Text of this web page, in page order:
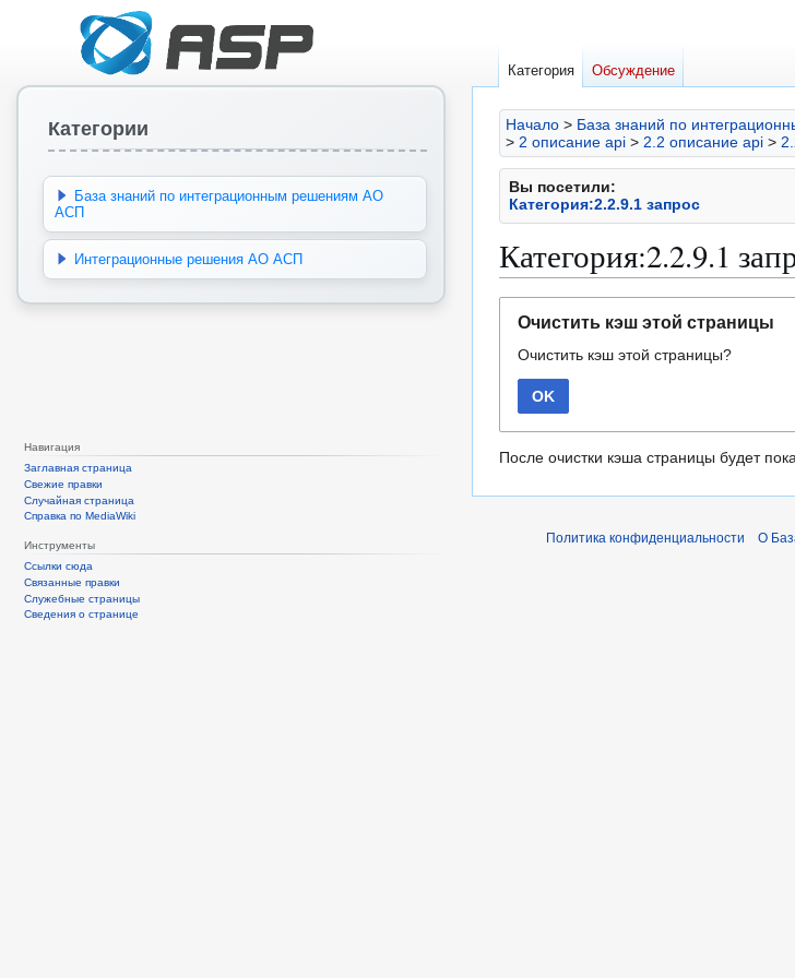
Начало > База знаний по
> 2 описание api > 2.2 описание api >
Вы посетили:
Категория:2.2.9.1 запрос
Категория:2.2.9.1
навигации
поиску
Очистить кэш этой страницы
Очистить кэш этой страницы?
OK
После очистки кэша страницы будет
Категория Обсуждение
Категории
База знаний по интеграционным решениям АО
АСП
Интеграционные решения АО АСП
Навигация
Заглавная страница
Свежие правки
Случайная страница
Справка по MediaWiki
Инструменты
Ссылки сюда
Связанные правки
Служебные страницы
Сведения о странице
Политика конфиденциальности О